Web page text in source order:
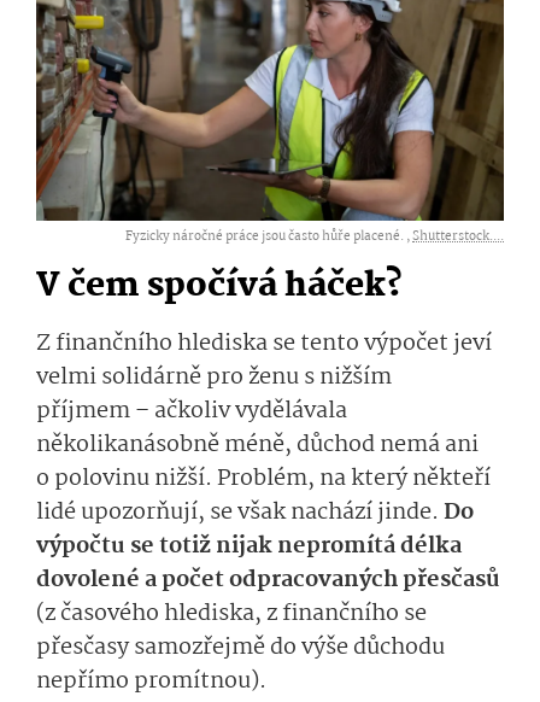
Fyzicky náročné práce jsou často hůře placené. ,Shutterstock....
V čem spočívá háček?
Z finančního hlediska se tento výpočet jeví
velmi solidárně pro ženu s nižším
příjmem – ačkoliv vydělávala
několikanásobně méně, důchod nemá ani
o polovinu nižší. Problém, na který někteří
lidé upozorňují, se však nachází jinde. Do
výpočtu se totiž nijak nepromítá délka
dovolené a počet odpracovaných přesčasů
(z časového hlediska, z finančního se
přesčasy samozřejmě do výše důchodu
nepřímo promítnou).